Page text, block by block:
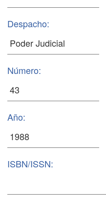
Despacho:
Número:
Año:
ISBN/ISSN: